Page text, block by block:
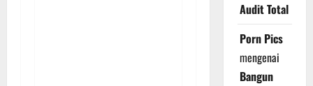
Audit Total
Porn Pics
mengenai
Bangun